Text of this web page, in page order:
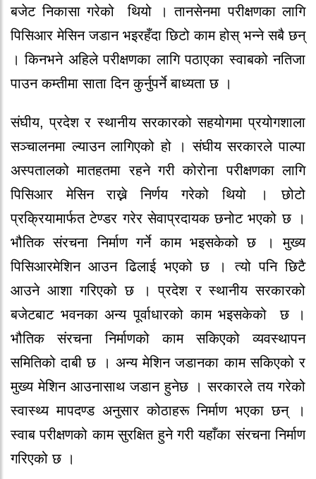
बजेट निकासा गरेको थियो । तानसेनमा परीक्षणका लागि
पिसिआर मेसिन जडान भइरहँदा छिटो काम होस् भन्ने सबै छन्
। किनभने अहिले परीक्षणका लागि पठाएका स्वाबको नतिजा
पाउन कम्तीमा साता दिन कुर्नुपर्ने बाध्यता छ ।
संघीय, प्रदेश र स्थानीय सरकारको सहयोगमा प्रयोगशाला
सञ्चालनमा ल्याउन लागिएको हो । संघीय सरकारले पाल्पा
अस्पतालको मातहतमा रहने गरी कोरोना परीक्षणका लागि
पिसिआर मेसिन राख्ने निर्णय गरेको थियो । छोटो
प्रक्रियामार्फत टेण्डर गरेर सेवाप्रदायक छनोट भएको छ ।
भौतिक संरचना निर्माण गर्ने काम भइसकेको छ । मुख्य
पिसिआरमेशिन आउन ढिलाई भएको छ । त्यो पनि छिटै
आउने आशा गरिएको छ । प्रदेश र स्थानीय सरकारको
बजेटबाट भवनका अन्य पूर्वाधारको काम भइसकेको छ ।
भौतिक संरचना निर्माणको काम सकिएको व्यवस्थापन
समितिको दाबी छ । अन्य मेशिन जडानका काम सकिएको र
मुख्य मेशिन आउनासाथ जडान हुनेछ । सरकारले तय गरेको
स्वास्थ्य मापदण्ड अनुसार कोठाहरू निर्माण भएका छन् ।
स्वाब परीक्षणको काम सुरक्षित हुने गरी यहाँका संरचना निर्माण
गरिएको छ ।